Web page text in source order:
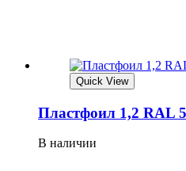
Quick View
Плaстфoил 1,2 RAL
В наличии